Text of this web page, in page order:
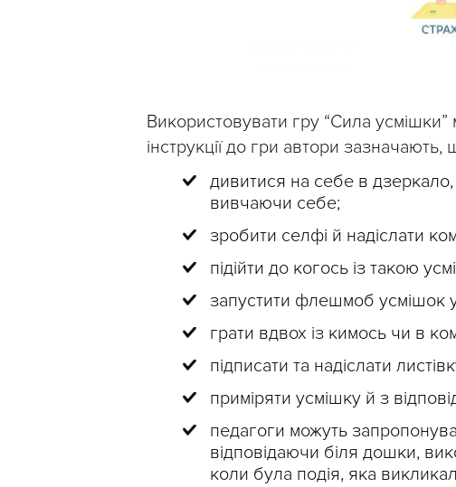
Використовувати гру “Сила
інструкції до гри автори зазначають,
дивитися на себе в дзеркало,
вивчаючи себе;
зробити селфі й надіслати
підійти до когось із такою
запустити флешмоб усмішок
грати вдвох із кимось чи в
підписати та надіслати
приміряти усмішку й з
педагоги можуть
відповідаючи біля дошки,
коли була подія, яка